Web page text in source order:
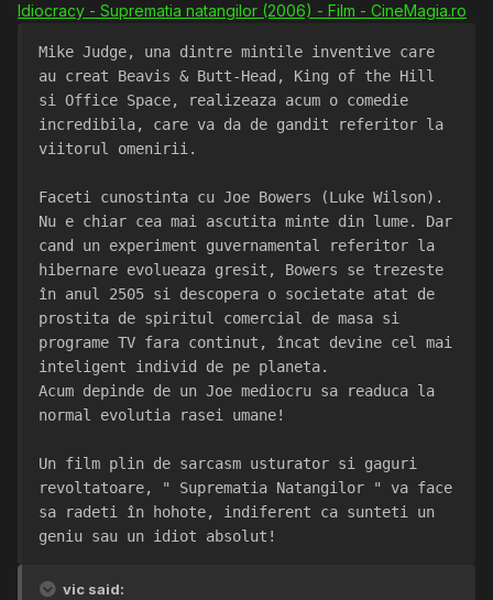
Idiocracy - Suprematia natangilor (2006) - Film - CineMagia.ro
Mike Judge, una dintre mintile inventive care
au creat Beavis & Butt-Head, King of the Hill
si Office Space, realizeaza acum o comedie
incredibila, care va da de gandit referitor la
viitorul omenirii.
Faceti cunostinta cu Joe Bowers (Luke Wilson).
Nu e chiar cea mai ascutita minte din lume. Dar
cand un experiment guvernamental referitor la
hibernare evolueaza gresit, Bowers se trezeste
în anul 2505 si descopera o societate atat de
prostita de spiritul comercial de masa si
programe TV fara continut, încat devine cel mai
inteligent individ de pe planeta.
Acum depinde de un Joe mediocru sa readuca la
normal evolutia rasei umane!
Un film plin de sarcasm usturator si gaguri
revoltatoare, " Suprematia Natangilor " va face
sa radeti în hohote, indiferent ca sunteti un
geniu sau un idiot absolut!
vic said: